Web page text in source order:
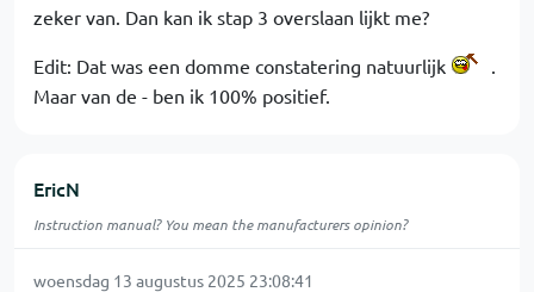
zeker van. Dan kan ik stap 3 overslaan lijkt me?
Edit: Dat was een domme constatering natuurlijk
.
Maar van de - ben ik 100% positief.
EricN
Instruction manual? You mean the manufacturers opinion?
woensdag 13 augustus 2025 23:08:41